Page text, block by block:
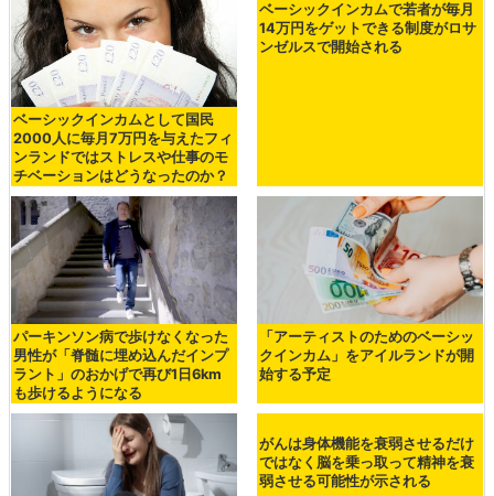
ベーシックインカムとして国民
2000人に毎月7万円を与えたフィ
ンランドではストレスや仕事のモ
チベーションはどうなったのか？
ベーシックインカムで若者が毎月
14万円をゲットできる制度がロサ
ンゼルスで開始される
パーキンソン病で歩けなくなった
男性が「脊髄に埋め込んだインプ
ラント」のおかげで再び1日6km
も歩けるようになる
「アーティストのためのベーシッ
クインカム」をアイルランドが開
始する予定